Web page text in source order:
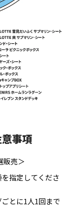
事項
販売＞
指定してくださ
とに1人1回まで